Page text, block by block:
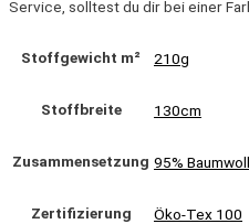
Service, solltest du dir bei einer
Stoffgewicht m² 210g
Stoffbreite 130cm
Zusammensetzung 95%
Zertifizierung Öko-Tex 100